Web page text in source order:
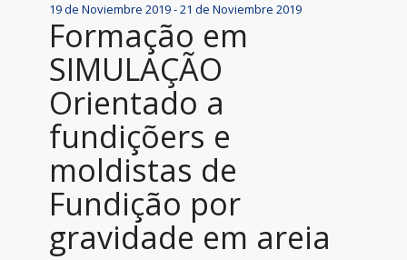
19 de Noviembre 2019 - 21 de Noviembre 2019
Formação em
SIMULAÇÃO
Orientado a
fundiçõers e
moldistas de
Fundição por
gravidade em areia